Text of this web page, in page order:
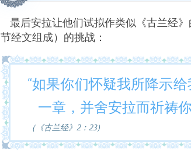
最后安拉让他们试拟作类似《古兰经
节经文组成）的挑战：
“如果你们怀疑我所降示
一章，并舍安拉而祈祷
（《古兰经》2：23）